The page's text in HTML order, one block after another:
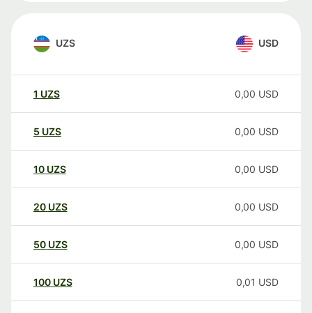
UZS USD
1 UZS 0,00 USD
5 UZS 0,00 USD
10 UZS 0,00 USD
20 UZS 0,00 USD
50 UZS 0,00 USD
100 UZS 0,01 USD